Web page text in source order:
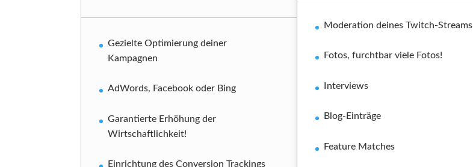
Gezielte Optimierung deiner
Kampagnen
AdWords, Facebook oder Bing
Garantierte Erhöhung der
Wirtschaftlichkeit!
Einrichtung des Conversion Trackings
Moderation deines Twitch-Streams
Fotos, furchtbar viele Fotos!
Interviews
Blog-Einträge
Feature Matches